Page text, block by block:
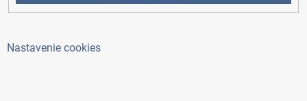
Nastavenie cookies